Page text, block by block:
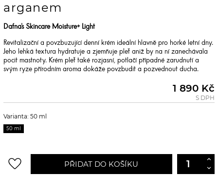
arganem
Dafna's Skincare Moisture+ Light
Revitalizační a povzbuzující denní krém ideální hlavně pro horké letní dny.
Jeho lehká textura hydratuje a zjemňuje pleť aniž by na ní zanechávala
pocit mastnoty. Krém pleť také rozjasní, potlačí případné zarudnutí a
svým ryze přírodním aroma dokáže povzbudit a pozvednout ducha.
1 890 Kč
S DPH
Varianta: 50 ml
50 ml
favorite_border PŘIDAT DO KOŠÍKU